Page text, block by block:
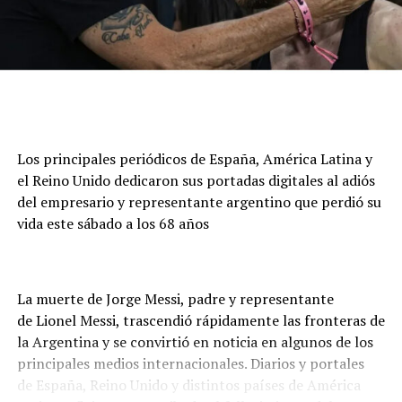
Los principales periódicos de España, América Latina y
el Reino Unido dedicaron sus portadas digitales al adiós
del empresario y representante argentino que perdió su
vida este sábado a los 68 años
La muerte de Jorge Messi, padre y representante
de Lionel Messi, trascendió rápidamente las fronteras de
la Argentina y se convirtió en noticia en algunos de los
principales medios internacionales. Diarios y portales
de España, Reino Unido y distintos países de América